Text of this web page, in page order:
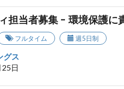
担当者募集 - 環境保護に
フルタイム 週5日制
グス
日